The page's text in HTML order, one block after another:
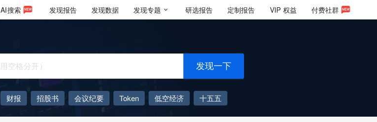
AI搜索 发现报告 发现数据 发现专题 研选报告 定制报告 VIP 权益 付费社群
发现一下
财报 招股书 会议纪要 Token 低空经济
十五五
AIGC
大模型